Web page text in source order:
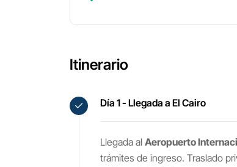
Itinerario
Día 1 - Llegada a El Cairo
Llegada al Aeropuerto
trámites de ingreso. Traslado